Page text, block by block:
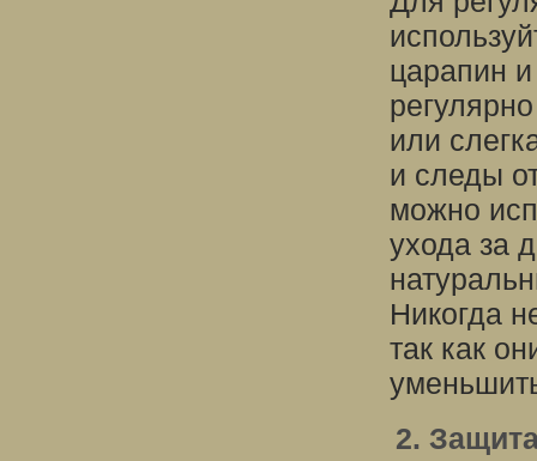
царапин
или
и следы
можно
ухода за
Никогда
так как
2.